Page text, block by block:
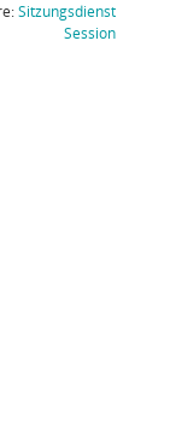
Sitzungsdienst
Session(Wird in